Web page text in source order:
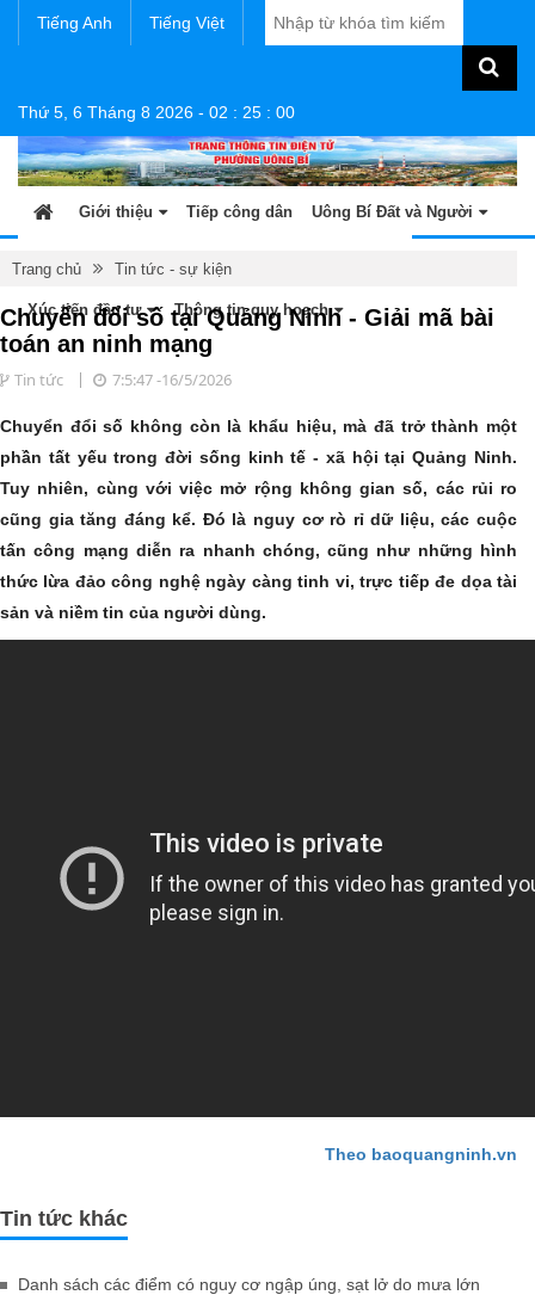
Tiếng Anh Tiếng Việt
Thứ 5, 6 Tháng 8 2026 - 02 : 25 : 00
Giới thiệu Tiếp công dân Uông Bí Đất và Người
Tin tức - sự kiện Sản phẩm OCOP
Xúc tiến đầu tư Thông tin quy hoạch
Trang chủ Tin tức - sự kiện
Chuyển đổi số tại Quảng Ninh - Giải mã bài
toán an ninh mạng
Tin tức 7:5:47 -16/5/2026
Chuyển đổi số không còn là khẩu hiệu, mà đã trở thành một
phần tất yếu trong đời sống kinh tế - xã hội tại Quảng Ninh.
Tuy nhiên, cùng với việc mở rộng không gian số, các rủi ro
cũng gia tăng đáng kể. Đó là nguy cơ rò rỉ dữ liệu, các cuộc
tấn công mạng diễn ra nhanh chóng, cũng như những hình
thức lừa đảo công nghệ ngày càng tinh vi, trực tiếp đe dọa tài
sản và niềm tin của người dùng.
Theo baoquangninh.vn
Tin tức khác
Danh sách các điểm có nguy cơ ngập úng, sạt lở do mưa lớn